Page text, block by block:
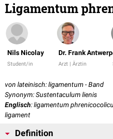
Ligamentum
Nils Nicolay
Student/in
Dr. Frank
Arzt | Ärztin
von lateinisch: ligamentum - Band
Synonym: Sustentaculum lienis
Englisch: ligamentum
ligament
Definition